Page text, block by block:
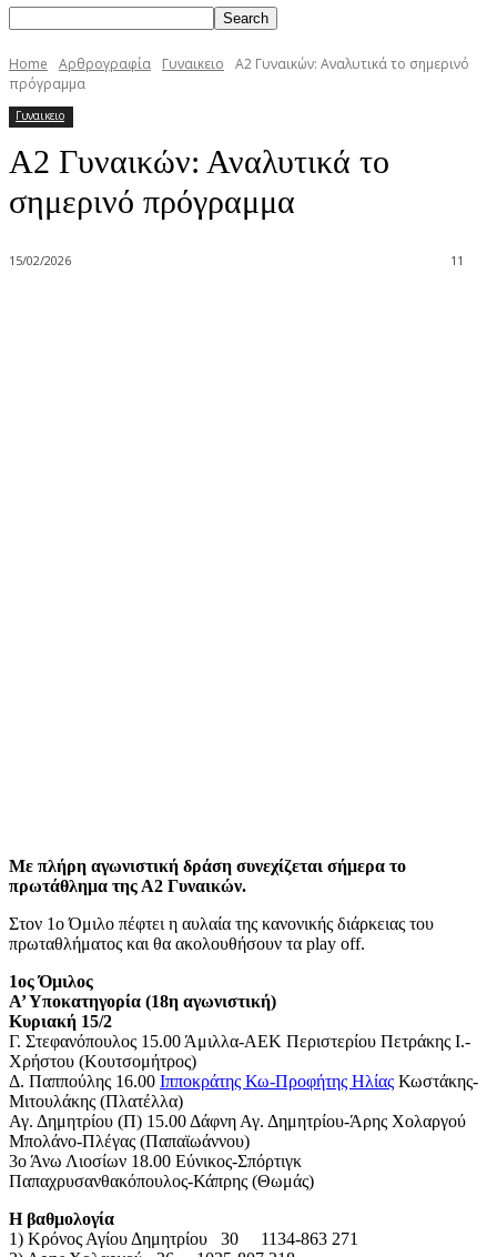
Home Αρθρογραφία Γυναικειο
Α2 Γυναικών: Αναλυτικά το σημερινό
πρόγραμμα
Γυναικειο
Α2 Γυναικών: Αναλυτικά το
σημερινό πρόγραμμα
15/02/2026 11
Με πλήρη αγωνιστική δράση συνεχίζεται σήμερα το
πρωτάθλημα της Α2 Γυναικών.
Στον 1ο Όμιλο πέφτει η αυλαία της κανονικής διάρκειας του
πρωταθλήματος και θα ακολουθήσουν τα play off.
1ος Όμιλος
Α’ Υποκατηγορία (18η αγωνιστική)
Κυριακή 15/2
Γ. Στεφανόπουλος 15.00 Άμιλλα-ΑΕΚ Περιστερίου Πετράκης Ι.-
Χρήστου (Κουτσομήτρος)
Δ. Παππούλης 16.00 Ιπποκράτης Κω-Προφήτης Ηλίας Κωστάκης-
Μιτουλάκης (Πλατέλλα)
Αγ. Δημητρίου (Π) 15.00 Δάφνη Αγ. Δημητρίου-Άρης Χολαργού
Μπολάνο-Πλέγας (Παπαϊωάννου)
3ο Άνω Λιοσίων 18.00 Εύνικος-Σπόρτιγκ
Παπαχρυσανθακόπουλος-Κάπρης (Θωμάς)
Η βαθμολογία
1) Κρόνος Αγίου Δημητρίου 30 1134-863 271